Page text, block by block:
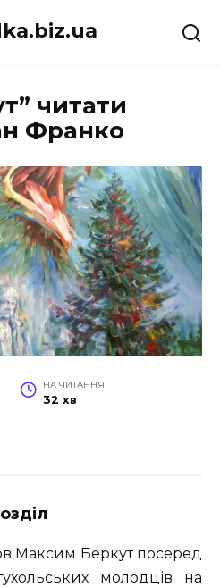
читати
Франко
НА ЧИТАННЯ
32 хв
Максим Беркут посеред
молодців на